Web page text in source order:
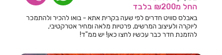
חדרים לפי שעה בחד נס
חדרים לפי שעה בחדרה
החל מ₪200 בלבד
באבלס סוויט חדרים לפי שעה בקרית אתא - בואו להכיר ולהתמכר
ליוקרה ולעיצוב המרשים, פרטיות מלאה ומחיר אטרקטיבי,
להזמנת חדר כבר עכשיו לחצו כאן! יש ממ"ד!